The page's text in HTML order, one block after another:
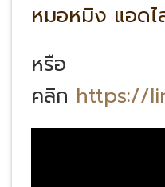
หมอหมิง แอดไ
หรือ
คลิก https://